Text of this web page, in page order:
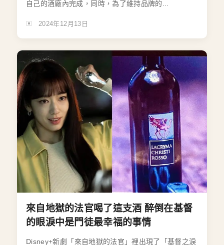
自己的酒廠內完成，同時，為了維持品牌的...
2024年12月13日
來自地獄的法官喝了這支酒 醉倒在基督
的眼淚中是門徒最幸福的事情
Disney+新劇「來自地獄的法官」裡出現了「基督之淚